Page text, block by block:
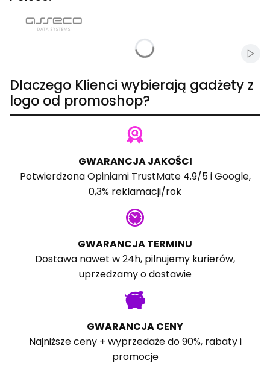
Dlaczego Klienci wybierają gadżety z
logo od promoshop?
GWARANCJA JAKOŚCI
PotwierdzonaOpiniami TrustMate4.9/5 iGoogle,
0,3% reklamacji/rok
GWARANCJA TERMINU
Dostawa nawet w 24h, pilnujemy kurierów,
uprzedzamy o dostawie
GWARANCJA CENY
Najniższe ceny + wyprzedaże do 90%, rabaty i
promocje